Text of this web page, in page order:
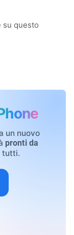
su questo
un nuovo
pronti da
tutti.